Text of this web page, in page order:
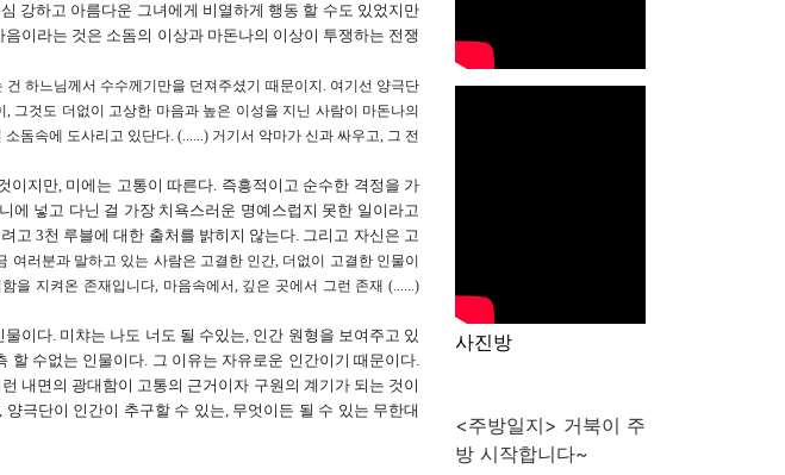
강하고 아름다운 그녀에게 비열하게 행동 할 수도 있었지만
이라는 것은 소돔의 이상과 마돈나의 이상이 투쟁하는 전쟁
하느님께서 수수께기만을 던져주셨기 때문이지. 여기선 양극단
그것도 더없이 고상한 마음과 높은 이성을 지닌 사람이 마돈나의
돔속에 도사리고 있단다. (......) 거기서 악마가 신과 싸우고, 그 전
지만, 미에는 고통이 따른다. 즉흥적이고 순수한 격정을 가
에 넣고 다닌 걸 가장 치욕스러운 명예스럽지 못한 일이라고
고 3천 루블에 대한 출처를 밝히지 않는다. 그리고 자신은 고
여러분과 말하고 있는 사람은 고결한 인간, 더없이 고결한 인물이
을 지켜온 존재입니다, 마음속에서, 깊은 곳에서 그런 존재 (......)
이다. 미챠는 나도 너도 될 수있는, 인간 원형을 보여주고 있
할 수없는 인물이다. 그 이유는 자유로운 인간이기 때문이다.
내면의 광대함이 고통의 근거이자 구원의 계기가 되는 것이
극단이 인간이 추구할 수 있는, 무엇이든 될 수 있는 무한대
사진방
<주방일지> 거북이 주
방 시작합니다~